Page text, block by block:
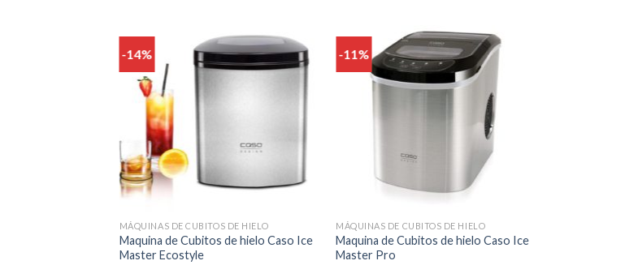
-14%
MÁQUINAS DE CUBITOS DE HIELO
Maquina de Cubitos de hielo Caso Ice
Master Ecostyle
-11%
MÁQUINAS DE CUBITOS DE HIELO
Maquina de Cubitos de hielo Caso Ice
Master Pro